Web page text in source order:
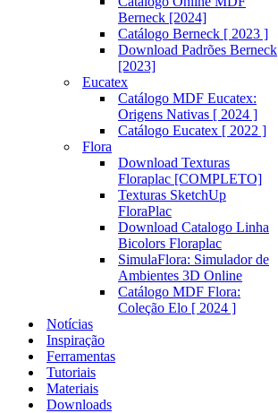
Berneck [2024]
Catálogo Berneck [ 2023 ]
Download Padrões Berneck
[2023]
Eucatex
Catálogo MDF Eucatex:
Origens Nativas [ 2024 ]
Catálogo Eucatex [ 2022 ]
Flora
Download Texturas
Floraplac [COMPLETO]
Texturas SketchUp
FloraPlac
Download Catalogo Linha
Bicolors Floraplac
SimulaFlora: Simulador de
Ambientes 3D Online
Catálogo MDF Flora:
Coleção Elo [ 2024 ]
Notícias
Inspiração
Ferramentas
Tutoriais
Materiais
Downloads